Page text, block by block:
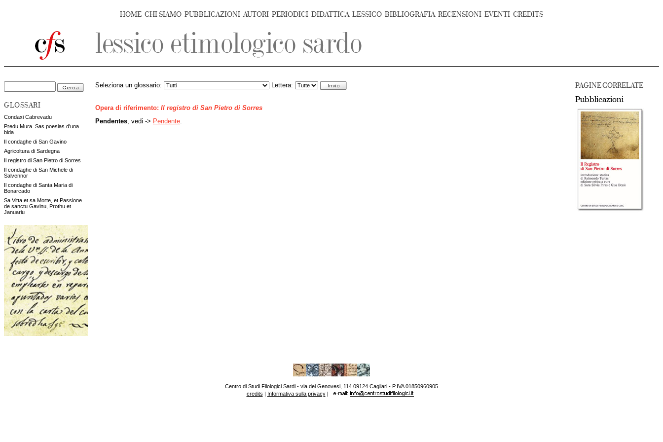
HOME CHI SIAMO PUBBLICAZIONI AUTORI PERIODICI DIDATTICA LESSICO BIBLIOGRAFIA RECENSIONI EVENTI CREDITS
GLOSSARI
Condaxi Cabrevadu
Predu Mura. Sas poesias d'una
bida
Il condaghe di San Gavino
Agricoltura di Sardegna
Il registro di San Pietro di Sorres
Il condaghe di San Michele di
Salvennor
Il condaghe di Santa Maria di
Bonarcado
Sa Vitta et sa Morte, et Passione
de sanctu Gavinu, Prothu et
Januariu
PAGINE CORRELATE
Pubblicazioni
Seleziona un glossario: Lettera:
Opera di riferimento: Il registro di San Pietro di Sorres
Pendentes , vedi -> Pendente
Centro di Studi Filologici Sardi - via dei Genovesi, 114 09124 Cagliari - P.IVA 01850960905
credits | Informativa sulla privacy|